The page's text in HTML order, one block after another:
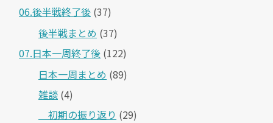
06.後半戦終了後 (37)
後半戦まとめ (37)
07.日本一周終了後 (122)
日本一周まとめ (89)
雑談 (4)
＿初期の振り返り (29)